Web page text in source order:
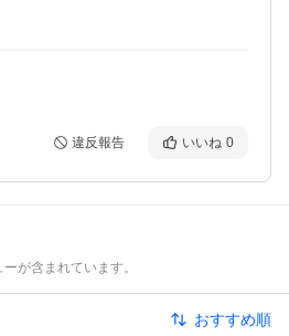
違反報告 いいね 0
が含まれています。
おすすめ順